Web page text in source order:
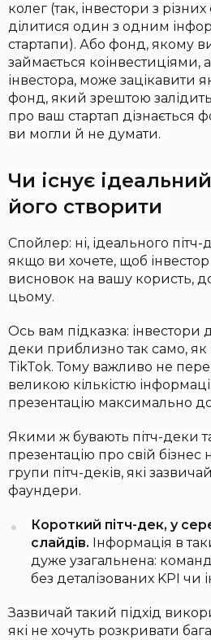
колег (так, інвестори з
ділитися один з одним
стартапи). Або фонд, якому
займається коінвестиціями,
інвестора, може зацікавити
фонд, який зрештою залідить
про ваш стартап дізнається
ви могли й не думати.
Чи існує
його створити
Спойлер: ні, ідеального пітч-
якщо ви хочете, щоб
висновок на вашу користь,
цьому.
Ось вам підказка: інвестори
деки приблизно так само, як
TikTok. Тому важливо не
великою кількістю
презентацію максимально
Якими ж бувають пітч-деки
презентацію про свій
групи пітч-деків, які
фаундери.
Короткий пітч-дек, у
слайдів. Інформація в
дуже узагальнена:
без деталізованих KPI чи
Зазвичай такий підхід
які не хочуть розкривати